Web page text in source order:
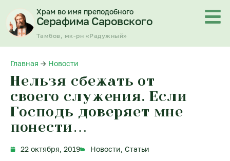
содержимому
Храм во имя преподобного
Серафима Саровского
Тамбов, мк-рн «Радужный»
Главная → Новости
Нельзя сбежать от
своего служения. Если
Господь доверяет мне
понести…
22 октября, 2019 Новости, Статьи